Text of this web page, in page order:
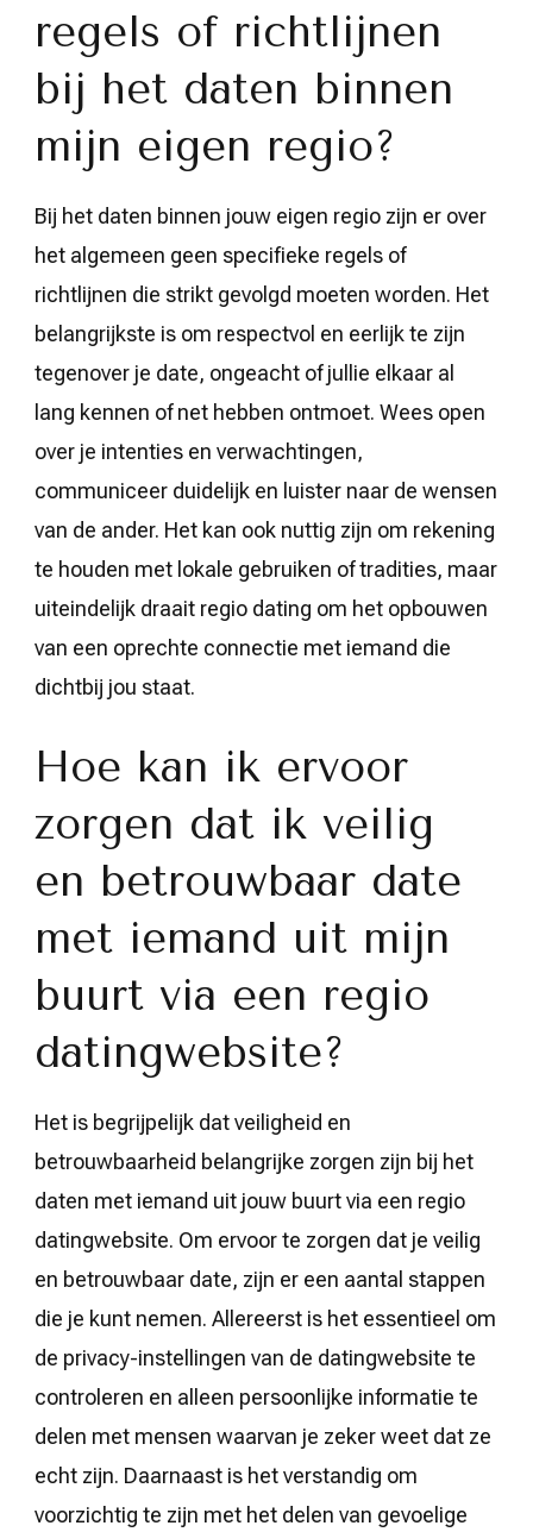
regels of richtlijnen
bij het daten binnen
mijn eigen regio?
Bij het daten binnen jouw eigen regio zijn er over
het algemeen geen specifieke regels of
richtlijnen die strikt gevolgd moeten worden. Het
belangrijkste is om respectvol en eerlijk te zijn
tegenover je date, ongeacht of jullie elkaar al
lang kennen of net hebben ontmoet. Wees open
over je intenties en verwachtingen,
communiceer duidelijk en luister naar de wensen
van de ander. Het kan ook nuttig zijn om rekening
te houden met lokale gebruiken of tradities, maar
uiteindelijk draait regio dating om het opbouwen
van een oprechte connectie met iemand die
dichtbij jou staat.
Hoe kan ik ervoor
zorgen dat ik veilig
en betrouwbaar date
met iemand uit mijn
buurt via een regio
datingwebsite?
Het is begrijpelijk dat veiligheid en
betrouwbaarheid belangrijke zorgen zijn bij het
daten met iemand uit jouw buurt via een regio
datingwebsite. Om ervoor te zorgen dat je veilig
en betrouwbaar date, zijn er een aantal stappen
die je kunt nemen. Allereerst is het essentieel om
de privacy-instellingen van de datingwebsite te
controleren en alleen persoonlijke informatie te
delen met mensen waarvan je zeker weet dat ze
echt zijn. Daarnaast is het verstandig om
voorzichtig te zijn met het delen van gevoelige